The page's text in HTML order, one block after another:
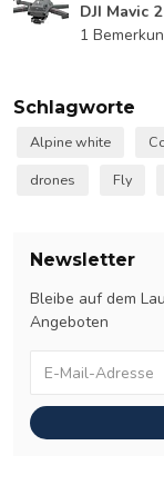
DJI Mavic
1
Schlagworte
Alpine white
drones
Fly
Newsletter
Bleibe auf dem
Angeboten